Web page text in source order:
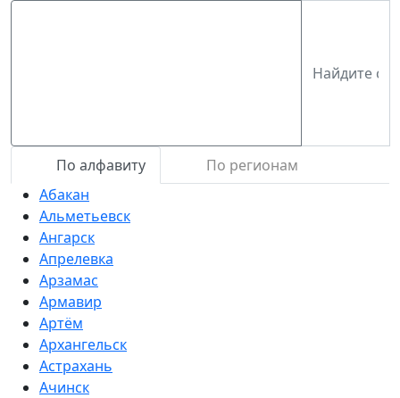
По алфавиту
По регионам
Абакан
Альметьевск
Ангарск
Апрелевка
Арзамас
Армавир
Артём
Архангельск
Астрахань
Ачинск